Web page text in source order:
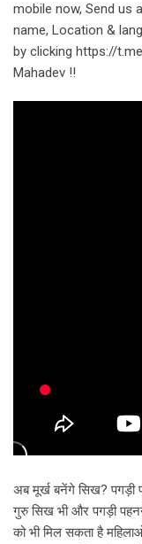
mobile now, Send us
name, Location &
by clicking https://
Mahadev !!
अब मूर्ख बनेंगे सिख? पगड़ी
गुरु सिख भी और पगड़ी
को भी मिल सकता है